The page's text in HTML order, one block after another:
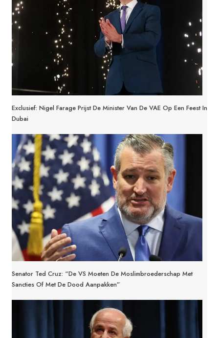
Exclusief: Nigel Farage Prijst De Minister Van De VAE Op Een Feest In
Dubai
Senator Ted Cruz: “De VS Moeten De Moslimbroederschap Met
Sancties Of Met De Dood Aanpakken”